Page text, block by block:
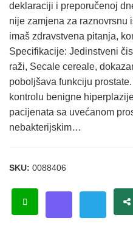
deklaraciji i preporučenoj
nije zamjena za raznovrsnu
imaš zdravstvena pitanja,
Specifikacije: Jedinstveni
raži, Secale cereale,
poboljšava funkciju
kontrolu benigne
pacijenata sa uvećanom
nebakterijskim…
SKU: 0088406